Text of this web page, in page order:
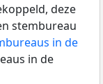
deze
stembureau
in de
in de